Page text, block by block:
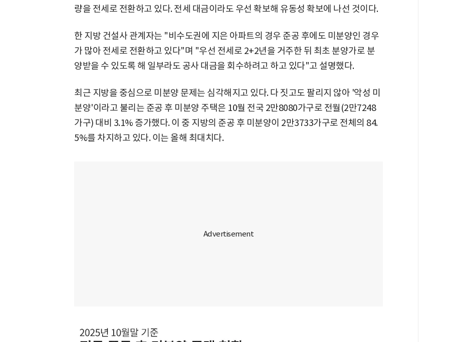
량을 전세로 전환하고 있다. 전세 대금이라도 우선 확보해 유동성 확보에 나선 것이다.
한 지방 건설사 관계자는 "비수도권에 지은 아파트의 경우 준공 후에도 미분양인 경우
가 많아 전세로 전환하고 있다"며 "우선 전세로 2+2년을 거주한 뒤 최초 분양가로 분
양받을 수 있도록 해 일부라도 공사 대금을 회수하려고 하고 있다"고 설명했다.
최근 지방을 중심으로 미분양 문제는 심각해지고 있다. 다 짓고도 팔리지 않아 '악성 미
분양'이라고 불리는 준공 후 미분양 주택은 10월 전국 2만8080가구로 전월(2만7248
가구) 대비 3.1% 증가했다. 이 중 지방의 준공 후 미분양이 2만3733가구로 전체의 84.
5%를 차지하고 있다. 이는 올해 최대치다.